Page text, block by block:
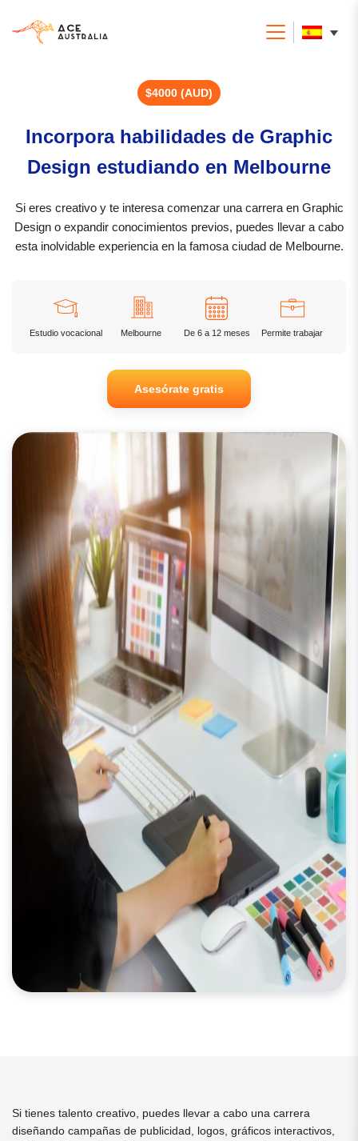
$4000 (AUD)
Incorpora habilidades de Graphic
Design estudiando en Melbourne
Si eres creativo y te interesa comenzar una carrera en Graphic
Design o expandir conocimientos previos, puedes llevar a cabo
esta inolvidable experiencia en la famosa ciudad de Melbourne.
Estudio vocacional Melbourne De 6 a 12 meses Permite trabajar
Asesórate gratis
Si tienes talento creativo, puedes llevar a cabo una carrera
diseñando campañas de publicidad, logos, gráficos interactivos,